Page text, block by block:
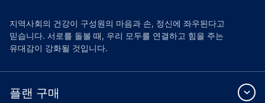
지역사회의 건강이 구성원의 마음과 손, 정신에 좌우된다고
믿습니다. 서로를 돌볼 때, 우리 모두를 연결하고 힘을 주는
유대감이 강화될 것입니다.
플랜 구매